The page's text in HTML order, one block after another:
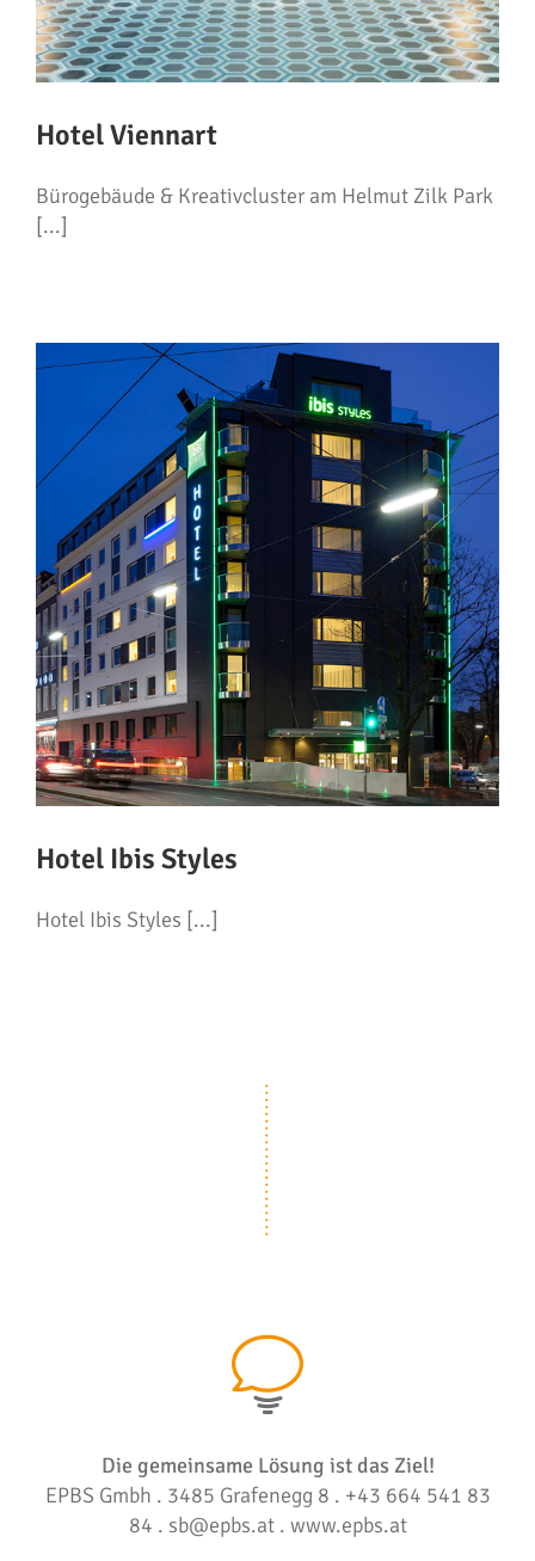
Hotel Viennart
Bürogebäude & Kreativcluster am Helmut Zilk Park
[...]
Hotel Ibis Styles
Hotel Ibis Styles [...]
Die gemeinsame Lösung ist das Ziel!
EPBS Gmbh . 3485 Grafenegg 8 . +43 664 541 83
84 . sb@epbs.at. www.epbs.at